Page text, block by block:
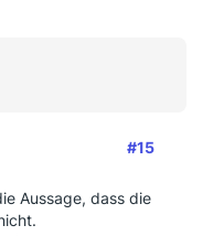
#15
Aussage, dass die